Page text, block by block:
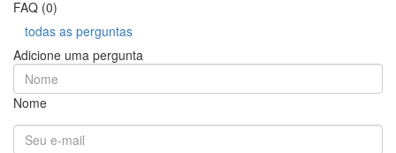
FAQ (0)
todas as perguntas
Adicione uma pergunta
Nome